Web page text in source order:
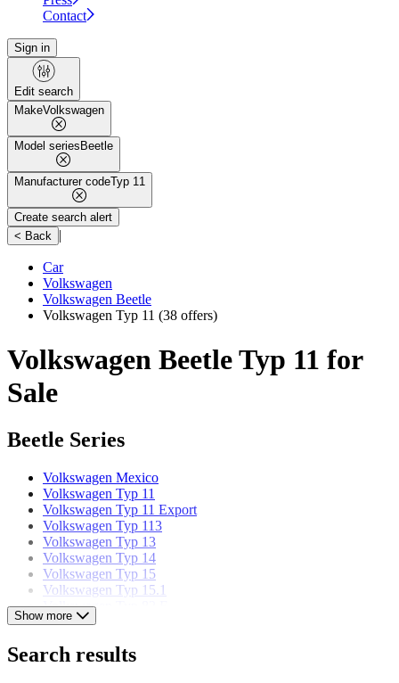
Contact
Sign in
Edit search
MakeVolkswagen
Model series Beetle
Manufacturer codeTyp 11
Create search alert
< Back |
Car
Volkswagen
Volkswagen Beetle
Volkswagen Typ 11 (38 offers)
Volkswagen Beetle Typ 11 for
Sale
Beetle Series
Volkswagen Mexico
Volkswagen Typ 11
Volkswagen Typ 11 Export
Volkswagen Typ 113
Volkswagen Typ 13
Volkswagen Typ 14
Volkswagen Typ 15
Volkswagen Typ 15.1
Volkswagen Typ 82 E
Volkswagen models
Show more
Search results